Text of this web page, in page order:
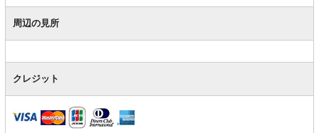
周辺の見所
クレジット